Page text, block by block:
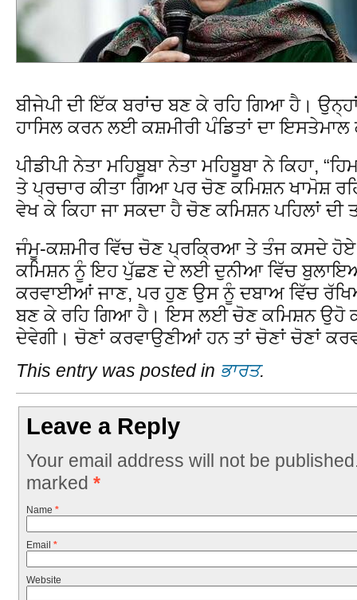
ਬੀਜੇਪੀ ਦੀ ਇੱਕ ਬਰਾਂਚ ਬਣ ਕੇ ਰਹਿ ਗਿਆ ਹੈ। ਉਨ੍ਹਾਂ
ਹਾਸਿਲ ਕਰਨ ਲਈ ਕਸ਼ਮੀਰੀ ਪੰਡਿਤਾਂ ਦਾ ਇਸਤੇਮਾਲ
ਪੀਡੀਪੀ ਨੇਤਾ ਮਹਿਬੂਬਾ ਨੇਤਾ ਮਹਿਬੂਬਾ ਨੇ ਕਿਹਾ,
ਤੇ ਪ੍ਰਚਾਰ ਕੀਤਾ ਗਿਆ ਪਰ ਚੋਣ ਕਮਿਸ਼ਨ ਖਾਮੋਸ਼
ਵੇਖ ਕੇ ਕਿਹਾ ਜਾ ਸਕਦਾ ਹੈ ਚੋਣ ਕਮਿਸ਼ਨ ਪਹਿਲਾਂ ਦੀ
ਜੰਮੂ-ਕਸ਼ਮੀਰ ਵਿੱਚ ਚੋਣ ਪ੍ਰਕ੍ਰਿਆ ਤੇ ਤੰਜ ਕਸਦੇ ਹੋਏ
ਕਮਿਸ਼ਨ ਨੂੰ ਇਹ ਪੁੱਛਣ ਦੇ ਲਈ ਦੁਨੀਆ ਵਿੱਚ ਬੁਲਾਇਆ
ਕਰਵਾਈਆਂ ਜਾਣ, ਪਰ ਹੁਣ ਉਸ ਨੂੰ ਦਬਾਅ ਵਿੱਚ
ਬਣ ਕੇ ਰਹਿ ਗਿਆ ਹੈ। ਇਸ ਲਈ ਚੋਣ ਕਮਿਸ਼ਨ ਉਹੋ
ਦੇਵੇਗੀ। ਚੋਣਾਂ ਕਰਵਾਉਣੀਆਂ ਹਨ ਤਾਂ ਚੋਣਾਂ ਚੋਣਾਂ
This entry was posted in ਭਾਰਤ.
Leave a Reply
Your email address will not be
marked *
Name *
Email *
Website